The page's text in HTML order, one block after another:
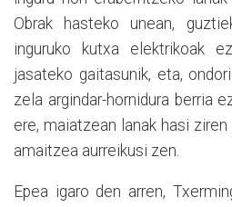
Obrak hasteko unean,
inguruko kutxa elektrikoak
jasateko gaitasunik, eta,
zela argindar-hornidura berria
ere, maiatzean lanak hasi
amaitzea aurreikusi zen.
Epea igaro den arren,